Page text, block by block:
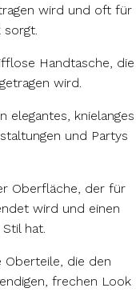
wird und oft für
Handtasche, die
wird.
elegantes, knielanges
und Partys
Oberfläche, der für
wird und einen
hat.
Oberteile, die den
frechen Look